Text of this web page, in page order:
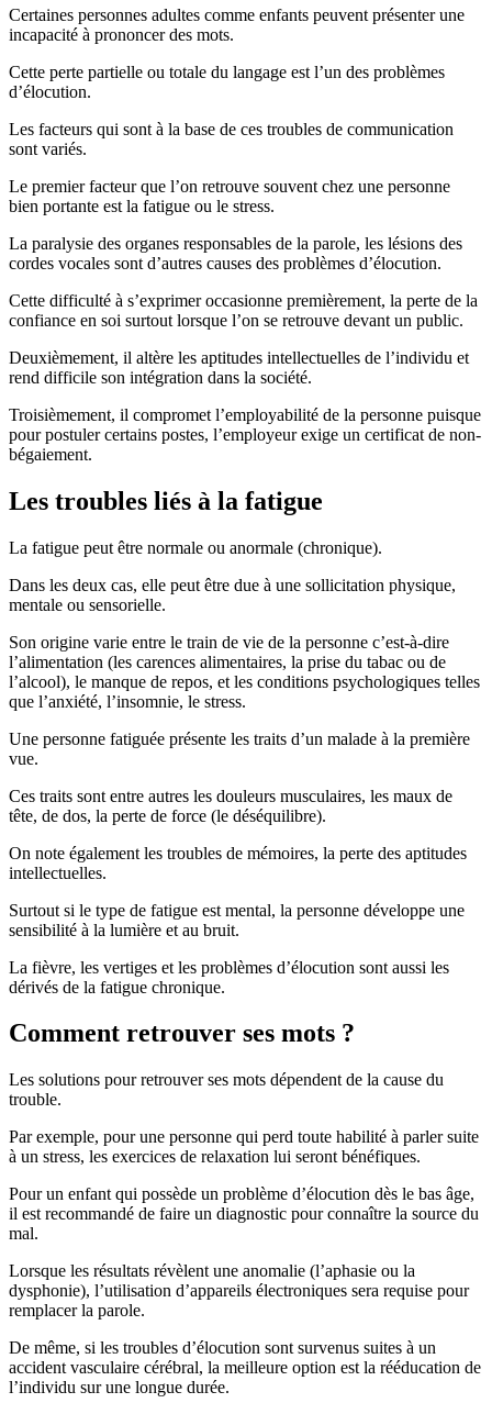
Certaines personnes adultes comme enfants peuvent présenter une
incapacité à prononcer des mots.
Cette perte partielle ou totale du langage est l’un des problèmes
d’élocution.
Les facteurs qui sont à la base de ces troubles de communication
sont variés.
Le premier facteur que l’on retrouve souvent chez une personne
bien portante est la fatigue ou le stress.
La paralysie des organes responsables de la parole, les lésions des
cordes vocales sont d’autres causes des problèmes d’élocution.
Cette difficulté à s’exprimer occasionne premièrement, la perte de la
confiance en soi surtout lorsque l’on se retrouve devant un public.
Deuxièmement, il altère les aptitudes intellectuelles de l’individu et
rend difficile son intégration dans la société.
Troisièmement, il compromet l’employabilité de la personne puisque
pour postuler certains postes, l’employeur exige un certificat de non-
bégaiement.
Les troubles liés à la fatigue
La fatigue peut être normale ou anormale (chronique).
Dans les deux cas, elle peut être due à une sollicitation physique,
mentale ou sensorielle.
Son origine varie entre le train de vie de la personne c’est-à-dire
l’alimentation (les carences alimentaires, la prise du tabac ou de
l’alcool), le manque de repos, et les conditions psychologiques telles
que l’anxiété, l’insomnie, le stress.
Une personne fatiguée présente les traits d’un malade à la première
vue.
Ces traits sont entre autres les douleurs musculaires, les maux de
tête, de dos, la perte de force (le déséquilibre).
On note également les troubles de mémoires, la perte des aptitudes
intellectuelles.
Surtout si le type de fatigue est mental, la personne développe une
sensibilité à la lumière et au bruit.
La fièvre, les vertiges et les problèmes d’élocution sont aussi les
dérivés de la fatigue chronique.
Comment retrouver ses mots ?
Les solutions pour retrouver ses mots dépendent de la cause du
trouble.
Par exemple, pour une personne qui perd toute habilité à parler suite
à un stress, les exercices de relaxation lui seront bénéfiques.
Pour un enfant qui possède un problème d’élocution dès le bas âge,
il est recommandé de faire un diagnostic pour connaître la source du
mal.
Lorsque les résultats révèlent une anomalie (l’aphasie ou la
dysphonie), l’utilisation d’appareils électroniques sera requise pour
remplacer la parole.
De même, si les troubles d’élocution sont survenus suites à un
accident vasculaire cérébral, la meilleure option est la rééducation de
l’individu sur une longue durée.